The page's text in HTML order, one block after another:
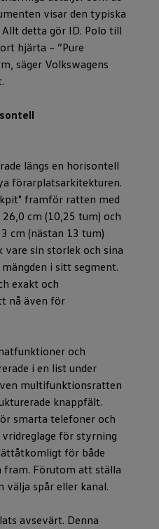
visar den typiska
detta gör ID. Polo till
hjärta – ”Pure
säger Volkswagens
längs en horisontell
förarplatsarkitekturen.
framför ratten med
cm (10,25 tum) och
cm (nästan 13 tum)
vare sin storlek och sina
i sitt segment.
exakt och
nå även för
och
i en list under
multifunktionsratten
knappfält.
smarta telefoner och
för styrning
för både
fram. Förutom att ställa
välja spår eller kanal.
avsevärt. Denna